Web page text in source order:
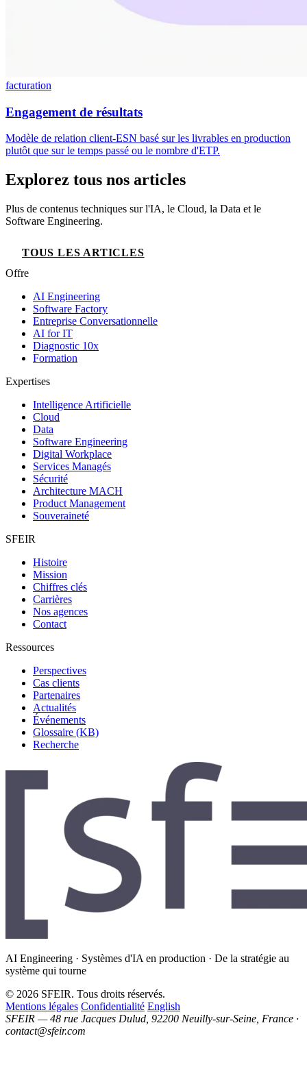
facturation
Engagement de résultats
Modèle de relation client-ESN basé sur les livrables en production
plutôt que sur le temps passé ou le nombre d'ETP.
Explorez tous nos articles
Plus de contenus techniques sur l'IA, le Cloud, la Data et le
Software Engineering.
TOUS LES ARTICLES
Offre
AI Engineering
Software Factory
Entreprise Conversationnelle
AI for IT
Diagnostic 10x
Formation
Expertises
Intelligence Artificielle
Cloud
Data
Software Engineering
Digital Workplace
Services Managés
Sécurité
Architecture MACH
Product Management
Souveraineté
SFEIR
Histoire
Mission
Chiffres clés
Carrières
Nos agences
Contact
Ressources
Perspectives
Cas clients
Partenaires
Actualités
Événements
Glossaire (KB)
Recherche
AI Engineering · Systèmes d'IA en production · De la stratégie au
système qui tourne
© 2026 SFEIR. Tous droits réservés.
Mentions légales Confidentialité English
SFEIR — 48 rue Jacques Dulud, 92200 Neuilly-sur-Seine, France ·
contact@sfeir.com